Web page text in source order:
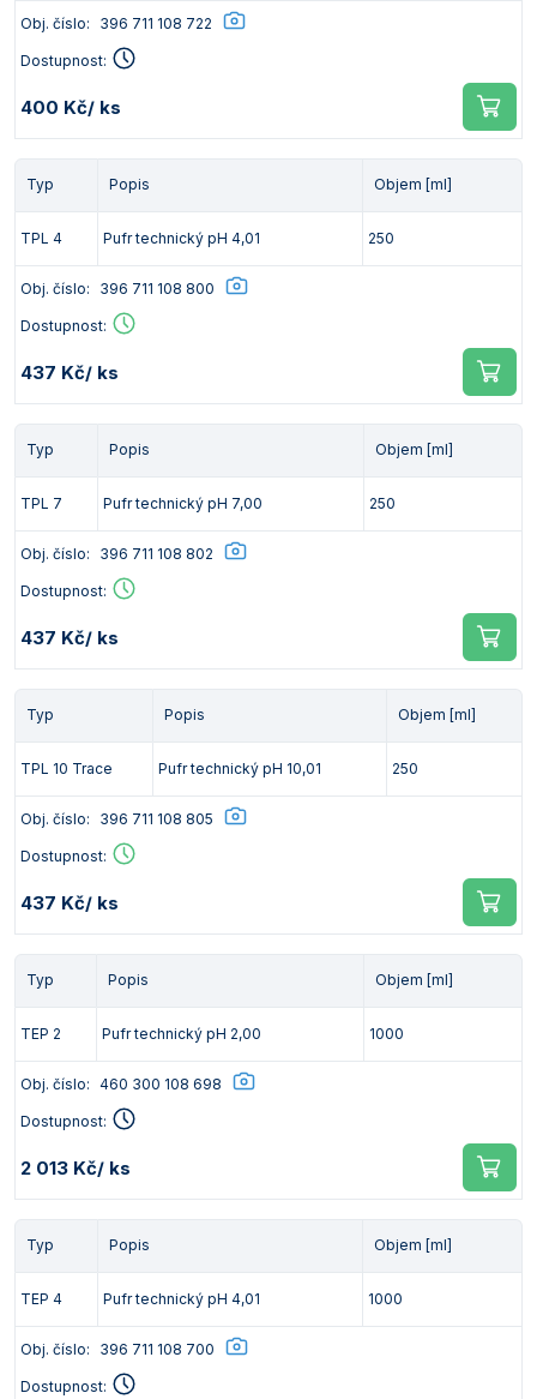
Obj. číslo: 396 711 108 722
Dostupnost:
400 Kč/ ks
Typ Popis Objem [ml]
TPL 4 Pufr technický pH 4,01 250
Obj. číslo: 396 711 108 800
Dostupnost:
437 Kč/ ks
Typ Popis Objem [ml]
TPL 7 Pufr technický pH 7,00 250
Obj. číslo: 396 711 108 802
Dostupnost:
437 Kč/ ks
Typ Popis Objem [ml]
TPL 10 Trace Pufr technický pH 10,01 250
Obj. číslo: 396 711 108 805
Dostupnost:
437 Kč/ ks
Typ Popis Objem [ml]
TEP 2 Pufr technický pH 2,00 1000
Obj. číslo: 460 300 108 698
Dostupnost:
2 013 Kč/ ks
Typ Popis Objem [ml]
TEP 4 Pufr technický pH 4,01 1000
Obj. číslo: 396 711 108 700
Dostupnost: